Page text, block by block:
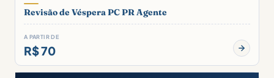
Revisão de Véspera PC PR Agente
A PARTIR DE
R$ 70